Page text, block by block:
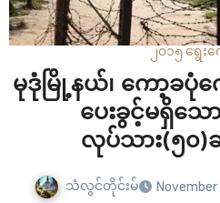
၂၀၁၅ ရွေ
မုဒုံမြို့နယ်၊ ကော့ခပုံက
ပေးခွင့်မရှိသေ
လုပ်သား(၅၀)
သံလွင်တိုင်းမ်